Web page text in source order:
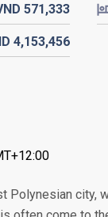
571,333
4,153,456
Polynesian city,